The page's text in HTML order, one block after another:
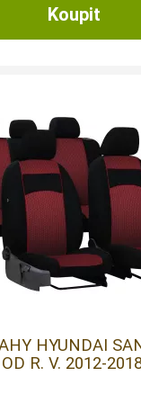
HYUNDAI
R. V. 2012-